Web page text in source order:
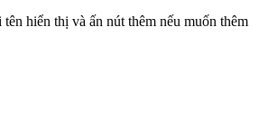
hiển thị và ấn nút thêm nếu muốn thêm